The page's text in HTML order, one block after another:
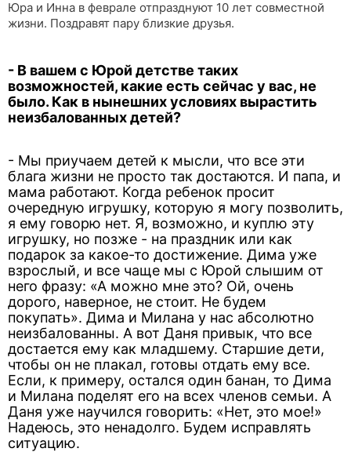
Юра и Инна в феврале отпразднуют 10 лет совместной
жизни. Поздравят пару близкие друзья.
- В вашем с Юрой детстве таких
возможностей, какие есть сейчас у вас, не
было. Как в нынешних условиях вырастить
неизбалованных детей?
- Мы приучаем детей к мысли, что все эти
блага жизни не просто так достаются. И папа, и
мама работают. Когда ребенок просит
очередную игрушку, которую я могу позволить,
я ему говорю нет. Я, возможно, и куплю эту
игрушку, но позже - на праздник или как
подарок за какое-то достижение. Дима уже
взрослый, и все чаще мы с Юрой слышим от
него фразу: «А можно мне это? Ой, очень
дорого, наверное, не стоит. Не будем
покупать». Дима и Милана у нас абсолютно
неизбалованны. А вот Даня привык, что все
достается ему как младшему. Старшие дети,
чтобы он не плакал, готовы отдать ему все.
Если, к примеру, остался один банан, то Дима
и Милана поделят его на всех членов семьи. А
Даня уже научился говорить: «Нет, это мое!»
Надеюсь, это ненадолго. Будем исправлять
ситуацию.